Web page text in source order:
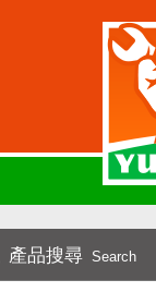
產品搜尋 Search